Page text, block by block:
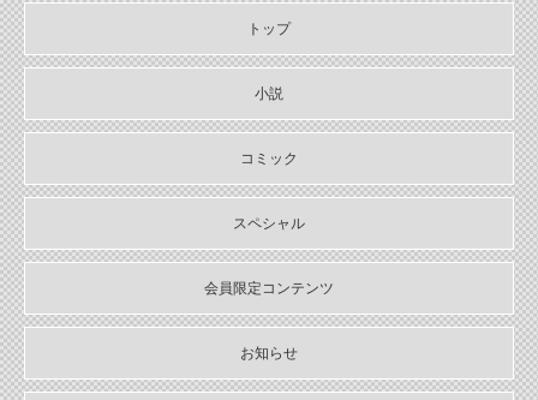
トップ
小説
コミック
スペシャル
会員限定コンテンツ
お知らせ